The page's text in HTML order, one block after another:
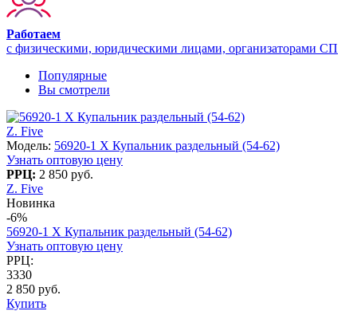
Работаем
с физическими, юридическими лицами, организаторами СП
Популярные
Вы смотрели
Z. Five
Модель: 56920-1 X Купальник раздельный (54-62)
Узнать оптовую цену
РРЦ: 2 850 руб.
Z. Five
Новинка
-6%
56920-1 X Купальник раздельный (54-62)
Узнать оптовую цену
РРЦ:
3330
2 850 руб.
Купить